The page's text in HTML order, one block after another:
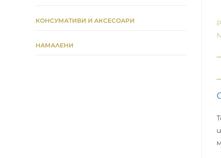
КОНСУМАТИВИ И АКСЕСОАРИ
НАМАЛЕНИ